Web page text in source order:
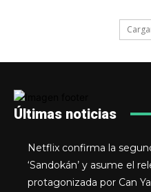
Últimas noticias
Netflix confirma la
‘Sandokán’ y asume el
protagonizada por Can